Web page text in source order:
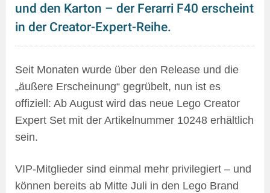
und den Karton – der Ferarri F40 erscheint
in der Creator-Expert-Reihe.
Seit Monaten wurde über den Release und die
„äußere Erscheinung“ gegrübelt, nun ist es
offiziell: Ab August wird das neue Lego Creator
Expert Set mit der Artikelnummer 10248 erhältlich
sein.
VIP-Mitglieder sind einmal mehr privilegiert – und
können bereits ab Mitte Juli in den Lego Brand